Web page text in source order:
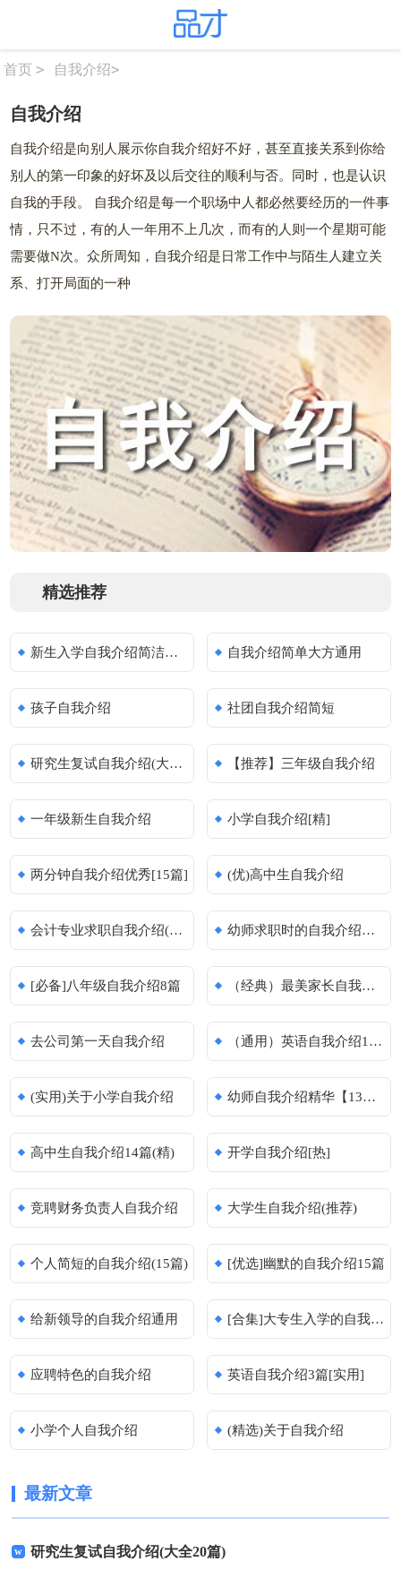
首页 > 自我介绍>
自我介绍
自我介绍是向别人展示你自我介绍好不好，甚至直接关系到你给
别人的第一印象的好坏及以后交往的顺利与否。同时，也是认识
自我的手段。 自我介绍是每一个职场中人都必然要经历的一件事
情，只不过，有的人一年用不上几次，而有的人则一个星期可能
需要做N次。众所周知，自我介绍是日常工作中与陌生人建立关
系、打开局面的一种
精选推荐
新生入学自我介绍简洁有趣 自我介绍简单大方通用
孩子自我介绍 社团自我介绍简短
研究生复试自我介绍(大全20篇) 【推荐】三年级自我介绍
一年级新生自我介绍 小学自我介绍[精]
两分钟自我介绍优秀[15篇] (优)高中生自我介绍
会计专业求职自我介绍(汇编15篇) 幼师求职时的自我介绍范文
[必备]八年级自我介绍8篇 （经典）最美家长自我介绍
去公司第一天自我介绍 （通用）英语自我介绍15篇
(实用)关于小学自我介绍 幼师自我介绍精华【13篇】
高中生自我介绍14篇(精) 开学自我介绍[热]
竞聘财务负责人自我介绍 大学生自我介绍(推荐)
个人简短的自我介绍(15篇) [优选]幽默的自我介绍15篇
给新领导的自我介绍通用 [合集]大专生入学的自我介绍2篇
应聘特色的自我介绍 英语自我介绍3篇[实用]
小学个人自我介绍 (精选)关于自我介绍
最新文章
研究生复试自我介绍(大全20篇)